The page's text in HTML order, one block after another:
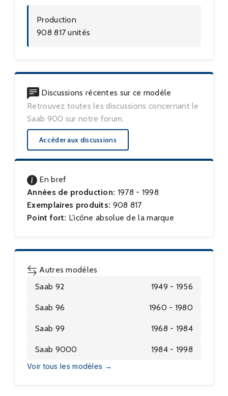
Production
908 817 unités
Discussions récentes sur ce modèle
Retrouvez toutes les discussions concernant le
Saab 900 sur notre forum.
Accéder aux discussions
En bref
Années de production: 1978 - 1998
Exemplaires produits: 908 817
Point fort: L'icône absolue de la marque
Autres modèles
Saab 92
1949 - 1956
Saab 96 1960 - 1980
Saab 99 1968 - 1984
Saab 9000 1984 - 1998
Voir tous les modèles →